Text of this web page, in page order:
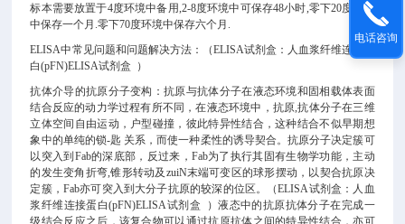
标本需要放置于4度环境中备用,2-8度环境中可保存48小时,零下20度环境
中保存一个月.零下70度环境中保存六个月.
ELISA中常见问题和问题解决方法：（ELISA试剂盒：人血浆纤维连接蛋
白(pFN)ELISA试剂盒 ）
抗体介导的抗原分子变构：抗原与抗体分子在液态环境和固相载体表面
结合反应的动力学过程有所不同，在液态环境中，抗原,抗体分子在三维
立体空间自由运动，户型碰撞，彼此特异性结合，这种结合不似早期想
象中的单纯的锁-匙 关系，而使一种柔性的诱导契合。抗原分子决定簇可
以突入到Fab的深底部，反过来，Fab为了执行其固有生物学功能，主动
的发生变角折弯,锥形转动及zuiN末端可变区的球形摆动，以契合抗原决
定簇，Fab亦可突入到大分子抗原的较深的位区。（ELISA试剂盒：人血
浆纤维连接蛋白(pFN)ELISA试剂盒 ）液态中的抗原抗体分子在完成一
级结合反应之后，该复合物可以通过抗原抗体之间的特异性结合，亦可
电话咨询